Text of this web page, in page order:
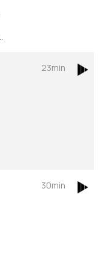
23min
30min